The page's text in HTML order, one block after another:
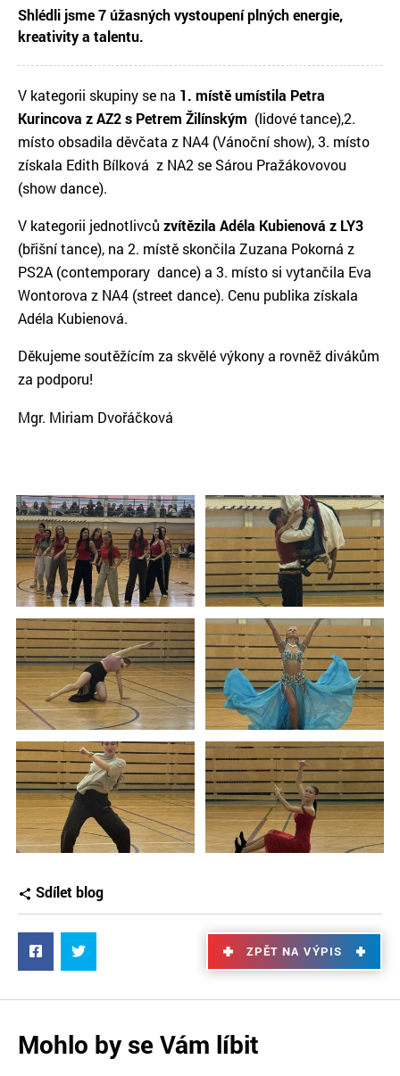
Shlédli jsme 7 úžasných vystoupení plných energie,
kreativity a talentu.
V kategorii skupiny se na 1. místě umístila Petra
Kurincova z AZ2 s Petrem Žilínským (lidové tance),2.
místo obsadila děvčata z NA4 (Vánoční show), 3. místo
získala Edith Bílková z NA2 se Sárou Pražákovovou
(show dance).
V kategorii jednotlivců zvítězila Adéla Kubienová z LY3
(břišní tance), na 2. místě skončila Zuzana Pokorná z
PS2A (contemporary dance) a 3. místo si vytančila Eva
Wontorova z NA4 (street dance). Cenu publika získala
Adéla Kubienová.
Děkujeme soutěžícím za skvělé výkony a rovněž divákům
za podporu!
Mgr. Miriam Dvořáčková
Sdílet blog
ZPĚT NA VÝPIS
Mohlo by se Vám líbit